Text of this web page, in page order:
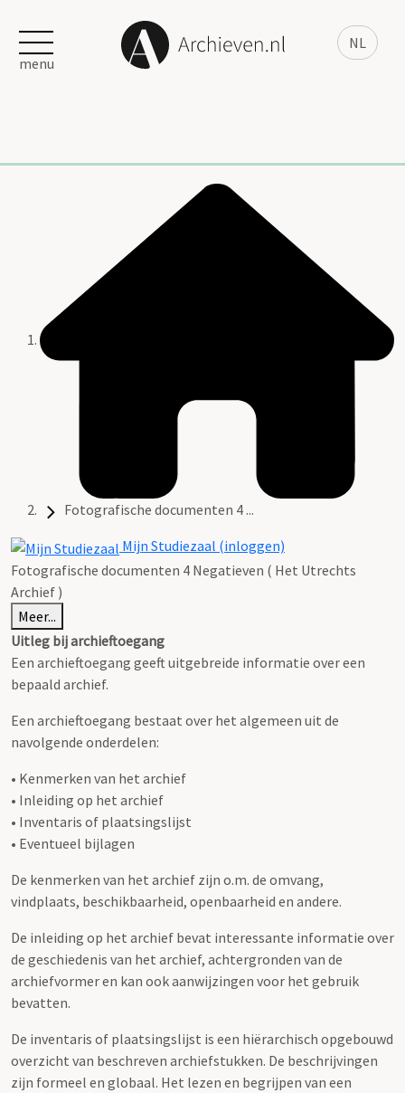
NL
menu
Fotografische documenten 4 ...
Mijn Studiezaal (inloggen)
Fotografische documenten 4 Negatieven ( Het Utrechts
Archief )
Meer...
Uitleg bij archieftoegang
Een archieftoegang geeft uitgebreide informatie over een
bepaald archief.
Een archieftoegang bestaat over het algemeen uit de
navolgende onderdelen:
• Kenmerken van het archief
• Inleiding op het archief
• Inventaris of plaatsingslijst
• Eventueel bijlagen
De kenmerken van het archief zijn o.m. de omvang,
vindplaats, beschikbaarheid, openbaarheid en andere.
De inleiding op het archief bevat interessante informatie over
de geschiedenis van het archief, achtergronden van de
archiefvormer en kan ook aanwijzingen voor het gebruik
bevatten.
De inventaris of plaatsingslijst is een hiërarchisch opgebouwd
overzicht van beschreven archiefstukken. De beschrijvingen
zijn formeel en globaal. Het lezen en begrijpen van een